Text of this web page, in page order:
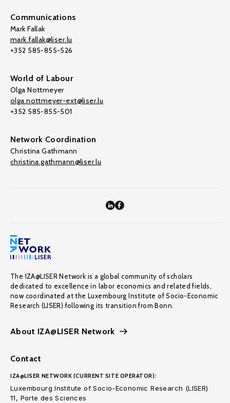
Communications
Mark Fallak
mark.fallak@liser.lu
+352 585-855-526
World of Labour
Olga Nottmeyer
olga.nottmeyer-ext@liser.lu
+352 585-855-501
Network Coordination
Christina Gathmann
christina.gathmann@liser.lu
The IZA@LISER Network is a global community of scholars
dedicated to excellence in labor economics and related fields,
now coordinated at the Luxembourg Institute of Socio-Economic
Research (LISER) following its transition from Bonn.
About IZA@LISER Network
Contact
IZA@LISER NETWORK (CURRENT SITE OPERATOR):
Luxembourg Institute of Socio-Economic Research (LISER)
11, Porte des Sciences